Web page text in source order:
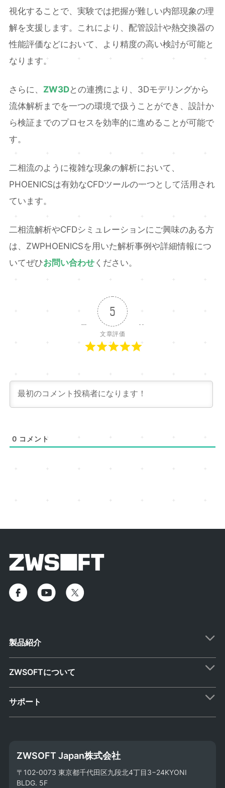
視化することで、実験では把握が難しい内部現象の理
解を支援します。これにより、配管設計や熱交換器の
性能評価などにおいて、より精度の高い検討が可能と
なります。
さらに、 ZW3Dとの連携により、3Dモデリングから
流体解析までを一つの環境で扱うことができ、設計か
ら検証までのプロセスを効率的に進めることが可能で
す。
二相流のように複雑な現象の解析において、
PHOENICSは有効なCFDツールの一つとして活用され
ています。
二相流解析やCFDシミュレーションにご興味のある方
は、ZWPHOENICSを用いた解析事例や詳細情報につ
いてぜひお問い合わせください。
5
文章評価
0コメント
ZWSOFT Japan株式会社
〒102-0073 東京都千代田区九段北4丁目3−24KYONI
BLDG. 5F
製品紹介
ZWSOFTについて
サポート